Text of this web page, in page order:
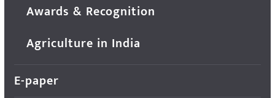
Awards & Recognition
Agriculture in India
E-paper